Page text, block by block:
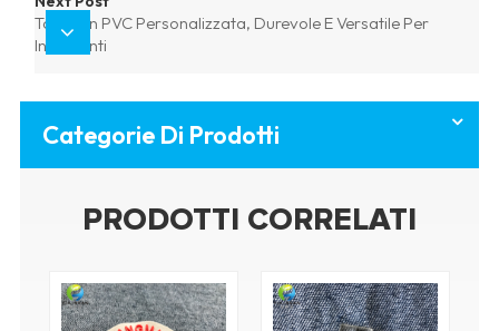
Toppa In PVC Personalizzata, Durevole E Versatile Per
Indumenti
Categorie Di Prodotti
PRODOTTI CORRELATI